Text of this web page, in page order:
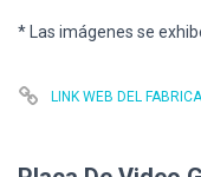
* Las imágenes se
LINK WEB DEL